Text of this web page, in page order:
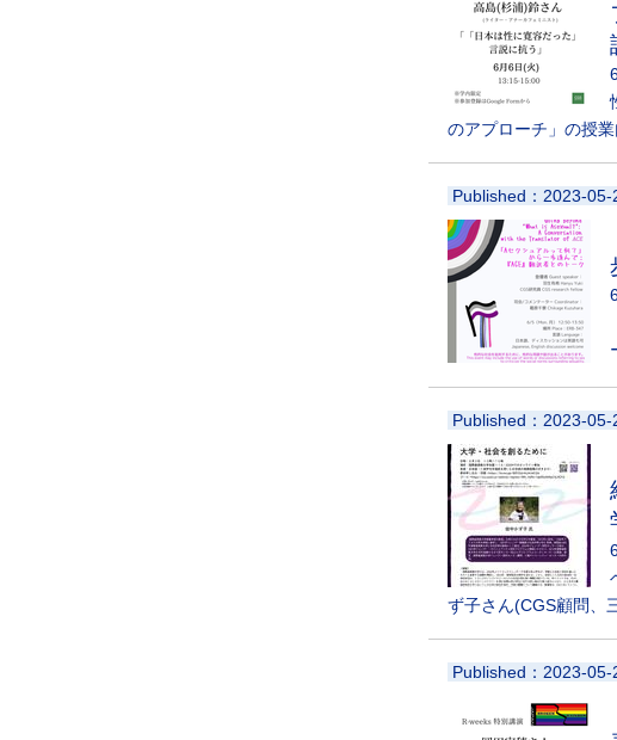
のアプローチ」の授
Published：2023-05-
Published：2023-05-
ず子さん(CGS顧問、
Published：2023-05-